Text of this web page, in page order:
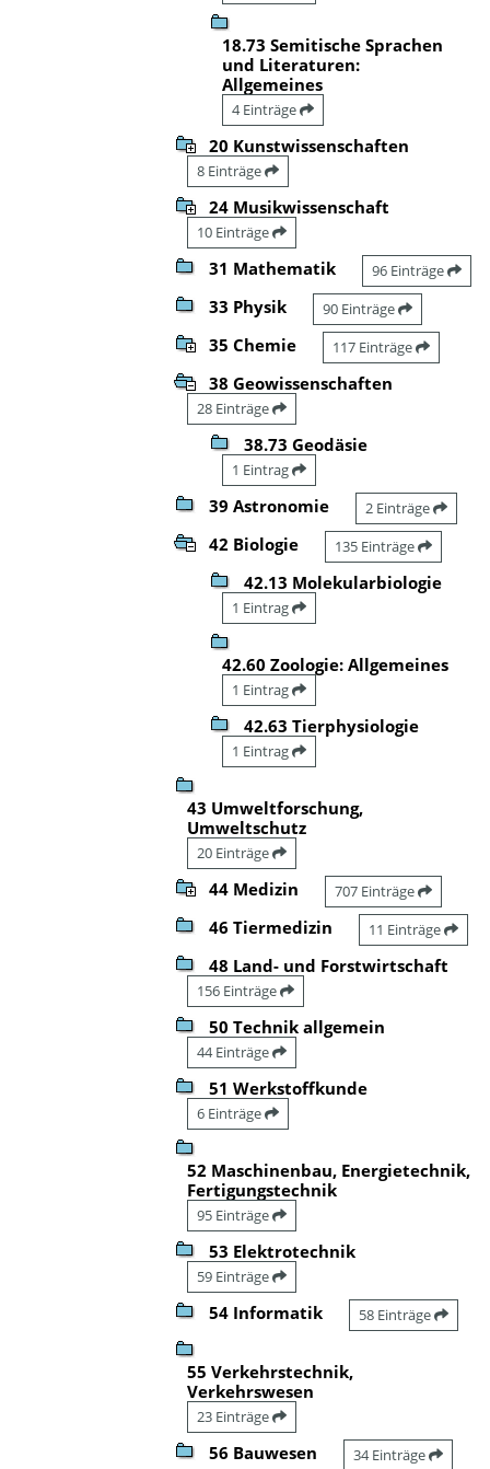
18.73 Semitische Sprachen
und Literaturen:
Allgemeines
4 Einträge
20 Kunstwissenschaften
8 Einträge
24 Musikwissenschaft
10 Einträge
31 Mathematik 96 Einträge
33 Physik 90 Einträge
35 Chemie 117 Einträge
38 Geowissenschaften
28 Einträge
38.73 Geodäsie
1 Eintrag
39 Astronomie 2 Einträge
42 Biologie 135 Einträge
42.13 Molekularbiologie
1 Eintrag
42.60 Zoologie: Allgemeines
1 Eintrag
42.63 Tierphysiologie
1 Eintrag
43 Umweltforschung,
Umweltschutz
20 Einträge
44 Medizin 707 Einträge
46 Tiermedizin 11 Einträge
48 Land- und Forstwirtschaft
156 Einträge
50 Technik allgemein
44 Einträge
51 Werkstoffkunde
6 Einträge
52 Maschinenbau, Energietechnik,
Fertigungstechnik
95 Einträge
53 Elektrotechnik
59 Einträge
54 Informatik 58 Einträge
55 Verkehrstechnik,
Verkehrswesen
23 Einträge
56 Bauwesen 34 Einträge